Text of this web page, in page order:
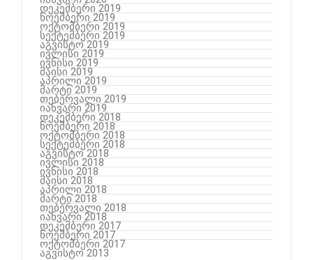
დეკემბერი 2019
ნოემბერი 2019
ოქტომბერი 2019
სექტემბერი 2019
აგვისტო 2019
ივლისი 2019
ივნისი 2019
მაისი 2019
აპრილი 2019
მარტი 2019
თებერვალი 2019
იანვარი 2019
დეკემბერი 2018
ნოემბერი 2018
ოქტომბერი 2018
სექტემბერი 2018
აგვისტო 2018
ივლისი 2018
ივნისი 2018
მაისი 2018
აპრილი 2018
მარტი 2018
თებერვალი 2018
იანვარი 2018
დეკემბერი 2017
ნოემბერი 2017
ოქტომბერი 2017
აგვისტო 2013